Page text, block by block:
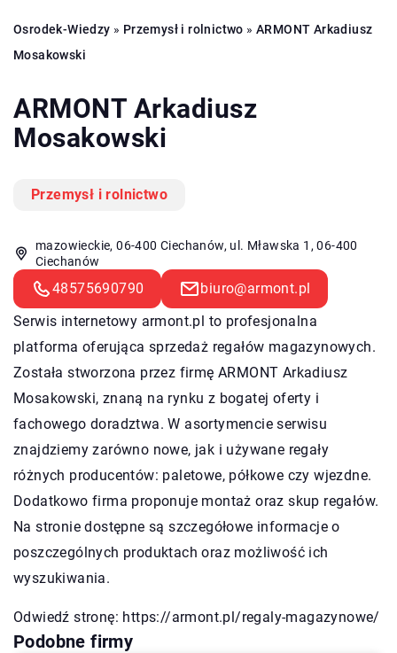
Osrodek-Wiedzy » Przemysł i rolnictwo »ARMONT Arkadiusz
Mosakowski
ARMONT Arkadiusz
Mosakowski
Przemysł i rolnictwo
mazowieckie, 06-400 Ciechanów, ul. Mławska 1, 06-400
Ciechanów
48575690790
biuro@armont.pl
Serwis internetowy armont.pl to profesjonalna
platforma oferująca sprzedaż regałów magazynowych.
Została stworzona przez firmę ARMONT Arkadiusz
Mosakowski, znaną na rynku z bogatej oferty i
fachowego doradztwa. W asortymencie serwisu
znajdziemy zarówno nowe, jak i używane regały
różnych producentów: paletowe, półkowe czy wjezdne.
Dodatkowo firma proponuje montaż oraz skup regałów.
Na stronie dostępne są szczegółowe informacje o
poszczególnych produktach oraz możliwość ich
wyszukiwania.
Odwiedź stronę: https://armont.pl/regaly-magazynowe/
Podobne firmy